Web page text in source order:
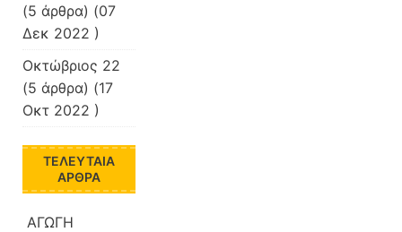
(5 άρθρα) (07
Δεκ 2022 )
Οκτώβριος 22
(5 άρθρα) (17
Οκτ 2022 )
ΤΕΛΕΥΤΑΊΑ
ΆΡΘΡΑ
ΑΓΩΓΗ